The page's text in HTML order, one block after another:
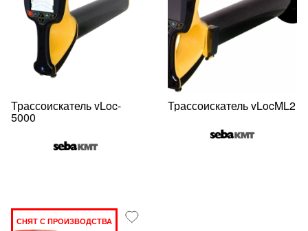
Трассоискатель vLoc-
5000
Трассоискатель vLocML2
СНЯТ С ПРОИЗВОДСТВА